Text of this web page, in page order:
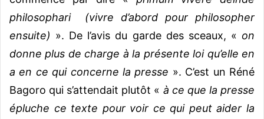
philosophari (vivre d’abord pour philosopher
ensuite) ». De l’avis du garde des sceaux, « on
donne plus de charge à la présente loi qu’elle en
a en ce qui concerne la presse ». C’est un Réné
Bagoro qui s’attendait plutôt « à ce que la presse
épluche ce texte pour voir ce qui peut aider la